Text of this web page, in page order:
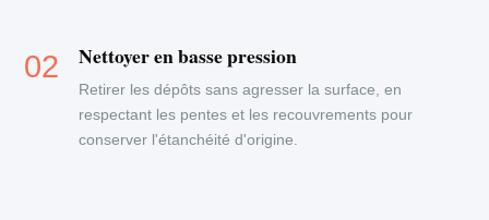
Nettoyer en basse pression
Retirer les dépôts sans agresser la surface, en
respectant les pentes et les recouvrements pour
conserver l'étanchéité d'origine.